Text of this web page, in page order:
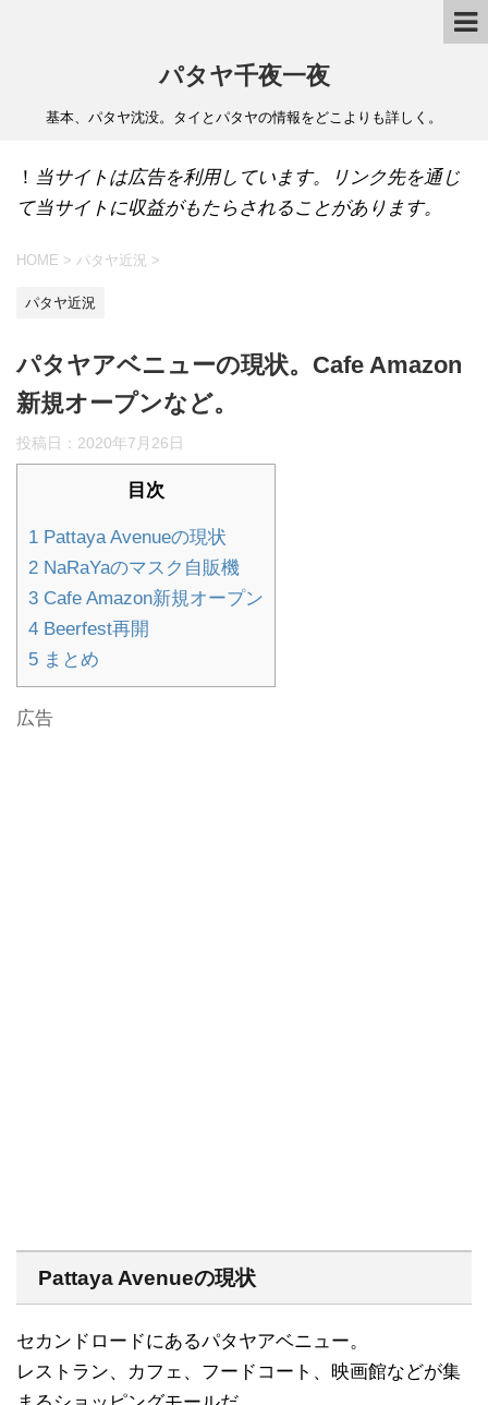
パタヤ千夜一夜
基本、パタヤ沈没。タイとパタヤの情報をどこよりも詳しく。
！ 当サイトは広告を利用しています。リンク先を通じ
て当サイトに収益がもたらされることがあります。
HOME > パタヤ近況 >
パタヤ近況
パタヤアベニューの現状。Cafe Amazon
新規オープンなど。
投稿日： 2020年7月26日
目次
1 Pattaya Avenueの現状
2 NaRaYaのマスク自販機
3 Cafe Amazon新規オープン
4 Beerfest再開
5 まとめ
広告
Pattaya Avenueの現状
セカンドロードにあるパタヤアベニュー。
レストラン、カフェ、フードコート、映画館などが集